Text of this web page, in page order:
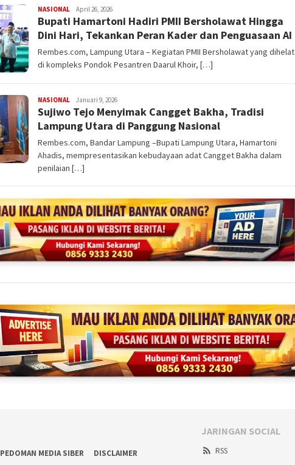
NASIONAL redaksi
rembes
April 26, 2026
Bupati Hamartoni Hadiri PMII Bersholawat Hingga
Dini Hari, Tekankan Peran Kader dan Penguasaan AI
Rembes.com, Lampung Utara – Kegiatan PMII Bersholawat yang dihelat
di kompleks Pondok Pesantren Daarul Khoir, […]
NASIONAL redaksi
rembes
Januari 9, 2026
Sujiwo Tejo Menyimak Cangget Bakha, Tradisi
Lampung Utara di Panggung Nasional
Rembes.com, Bandar Lampung –Bupati Lampung Utara, Hamartoni
Ahadis, mempresentasikan kebudayaan adat Cangget Bakha dalam
penilaian […]
PEDOMAN MEDIA SIBER DISCLAIMER
JARINGAN SOCIAL
RSS